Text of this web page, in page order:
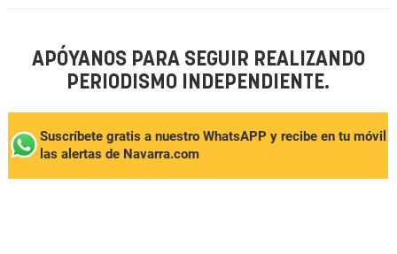
APÓYANOS PARA SEGUIR REALIZANDO
PERIODISMO INDEPENDIENTE.
Suscríbete gratis a nuestro WhatsAPP y recibe en tu móvil
las alertas de Navarra.com